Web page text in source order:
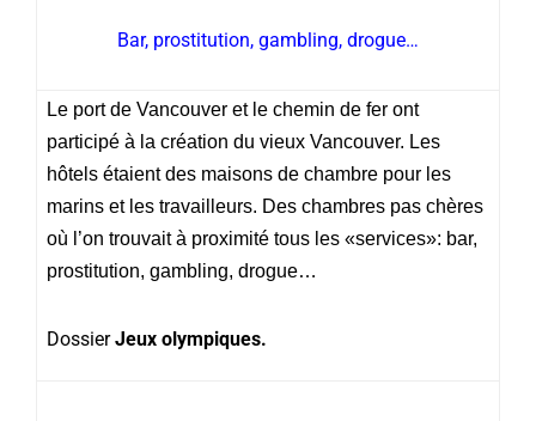
Bar, prostitution, gambling, drogue…
Le port de Vancouver et le chemin de fer ont
participé à la création du vieux Vancouver. Les
hôtels étaient des maisons de chambre pour les
marins et les travailleurs. Des chambres pas chères
où l’on trouvait à proximité tous les «services»: bar,
prostitution, gambling, drogue…
DossierJeux olympiques.